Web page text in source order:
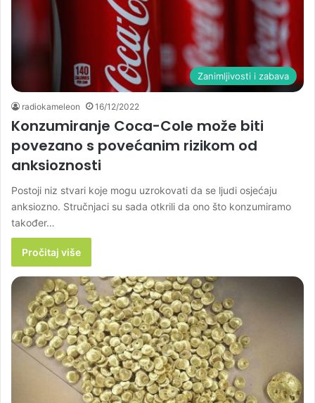
Zanimljivosti i zabava
radiokameleon 16/12/2022
Konzumiranje Coca-Cole može biti
povezano s povećanim rizikom od
anksioznosti
Postoji niz stvari koje mogu uzrokovati da se ljudi osjećaju
anksiozno. Stručnjaci su sada otkrili da ono što konzumiramo
također…
Pročitaj više